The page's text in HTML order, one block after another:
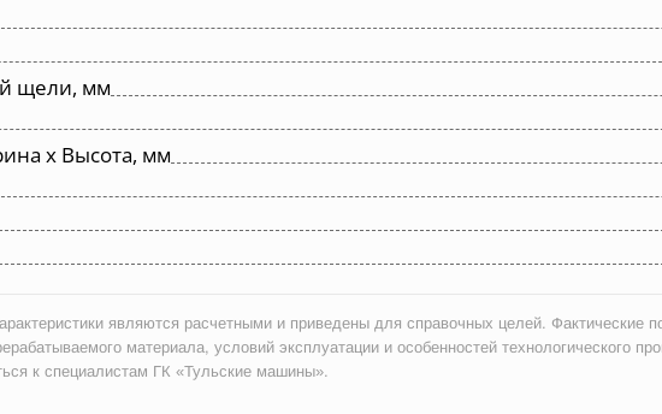
щели, мм
х Высота, мм
являются расчетными и приведены для справочных целей. Фактические
материала, условий эксплуатации и особенностей технологического
к специалистам ГК «Тульские машины».